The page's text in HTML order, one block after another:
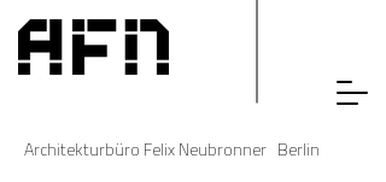
Architekturbüro Felix Neubronner Berlin